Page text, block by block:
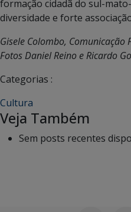
formação cidadã do sul-
diversidade e forte
Gisele Colombo, Comunicação
Fotos Daniel Reino e Ricardo
Categorias :
Cultura
Veja Também
Sem posts recentes